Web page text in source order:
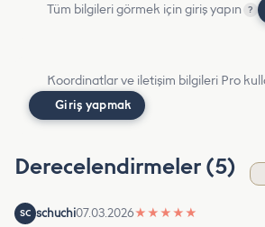
Tüm bilgileri görmek için giriş yapın ?
Koordinatlar ve iletişim bilgileri Pro
Giriş yapmak
Derecelendirmeler (5)
SC schuchi07.03.2026★ ★ ★ ★ ★